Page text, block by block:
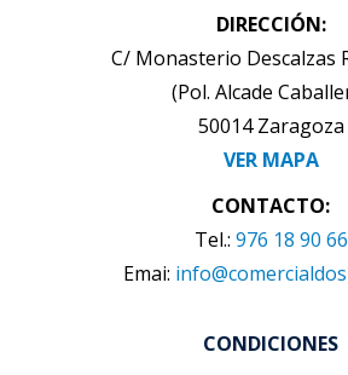
DIRECCIÓN:
C/ Monasterio Descalzas
(Pol. Alcade
50014 Zaragoza
VER MAPA
CONTACTO:
Tel.: 976 18 90 66
Emai:
CONDICIONES